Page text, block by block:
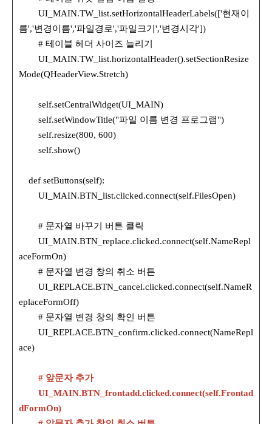
UI_MAIN.TW_list.setHorizontalHeaderLabels(['현재이
름','변경이름','파일경로','파일크기','변경시각'])
# 테이블 헤더 사이즈 늘리기
UI_MAIN.TW_list.horizontalHeader().setSectionResize
Mode(QHeaderView.Stretch)
self.setCentralWidget(UI_MAIN)
self.setWindowTitle("파일 이름 변경 프로그램")
self.resize(800, 600)
self.show()
def setButtons(self):
UI_MAIN.BTN_list.clicked.connect(self.FilesOpen)
# 문자열 바꾸기 버튼 클릭
UI_MAIN.BTN_replace.clicked.connect(self.NameRepl
aceFormOn)
# 문자열 변경 창의 취소 버튼
UI_REPLACE.BTN_cancel.clicked.connect(self.NameR
eplaceFormOff)
# 문자열 변경 창의 확인 버튼
UI_REPLACE.BTN_confirm.clicked.connect(NameRepl
ace)
# 앞문자 추가
UI_MAIN.BTN_frontadd.clicked.connect(self.Frontad
dFormOn)